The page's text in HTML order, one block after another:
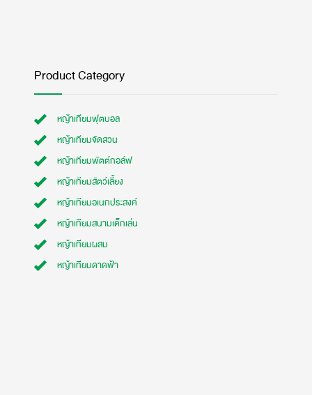
Product Category
หญ้าเทียมฟุตบอล
หญ้าเทียมจัดสวน
หญ้าเทียมพัตต์กอล์ฟ
หญ้าเทียมสัตว์เลี้ยง
หญ้าเทียมอเนกประสงค์
หญ้าเทียมสนามเด็กเล่น
หญ้าเทียมผสม
หญ้าเทียมดาดฟ้า